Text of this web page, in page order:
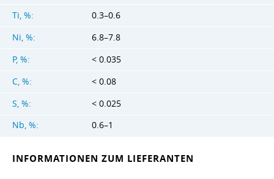
Ti, %:
0.3–0.6
Ni, %:
6.8–7.8
P, %:
< 0.035
C, %:
< 0.08
S, %:
< 0.025
Nb, %:
0.6–1
INFORMATIONEN ZUM LIEFERANTEN